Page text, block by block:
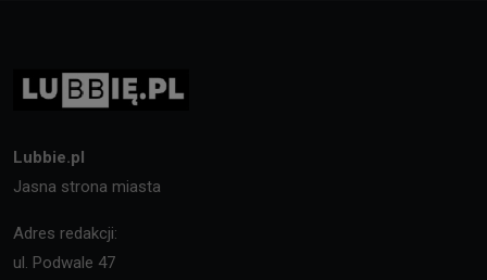
Lubbie.pl
Jasna strona miasta
Adres redakcji:
ul. Podwale 47